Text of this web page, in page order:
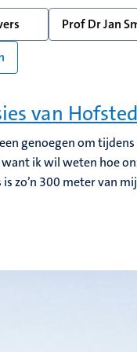
Prof Dr Jan
van
genoegen om
ik wil weten hoe
zo’n 300 meter van